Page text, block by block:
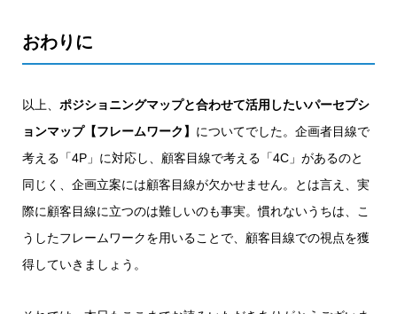
おわりに
以上、 ポジショニングマップと合わせて活用したいパーセプシ
ョンマップ【フレームワーク】 についてでした。企画者目線で
考える「4P」に対応し、顧客目線で考える「4C」があるのと
同じく、企画立案には顧客目線が欠かせません。とは言え、実
際に顧客目線に立つのは難しいのも事実。慣れないうちは、こ
うしたフレームワークを用いることで、顧客目線での視点を獲
得していきましょう。